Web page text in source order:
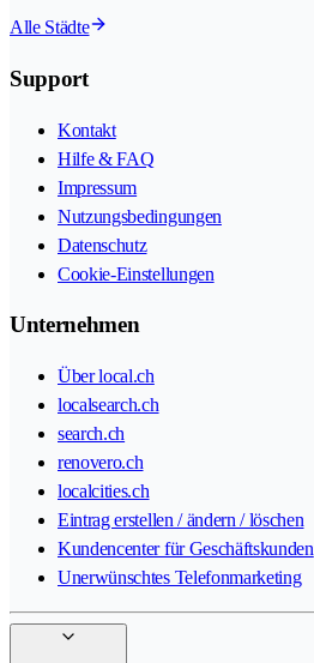
Alle Städte
Support
Kontakt
Hilfe & FAQ
Impressum
Nutzungsbedingungen
Datenschutz
Cookie-Einstellungen
Unternehmen
Über local.ch
localsearch.ch
search.ch
renovero.ch
localcities.ch
Eintrag erstellen / ändern / löschen
Kundencenter für Geschäftskunden
Unerwünschtes Telefonmarketing